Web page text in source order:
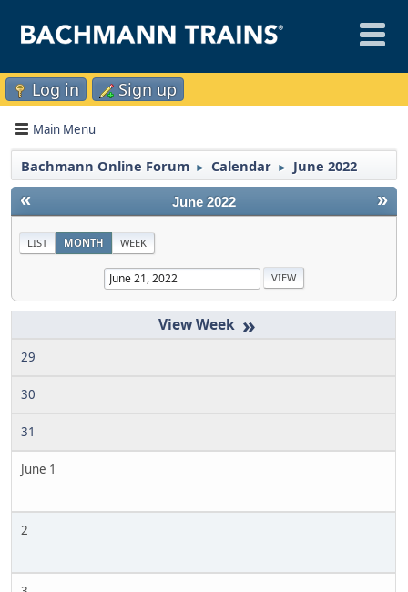
Log in Sign up
Main Menu
Bachmann Online Forum ► Calendar ► June 2022
« »
June 2022
LIST MONTH WEEK
»
29
30
31
June 1
2